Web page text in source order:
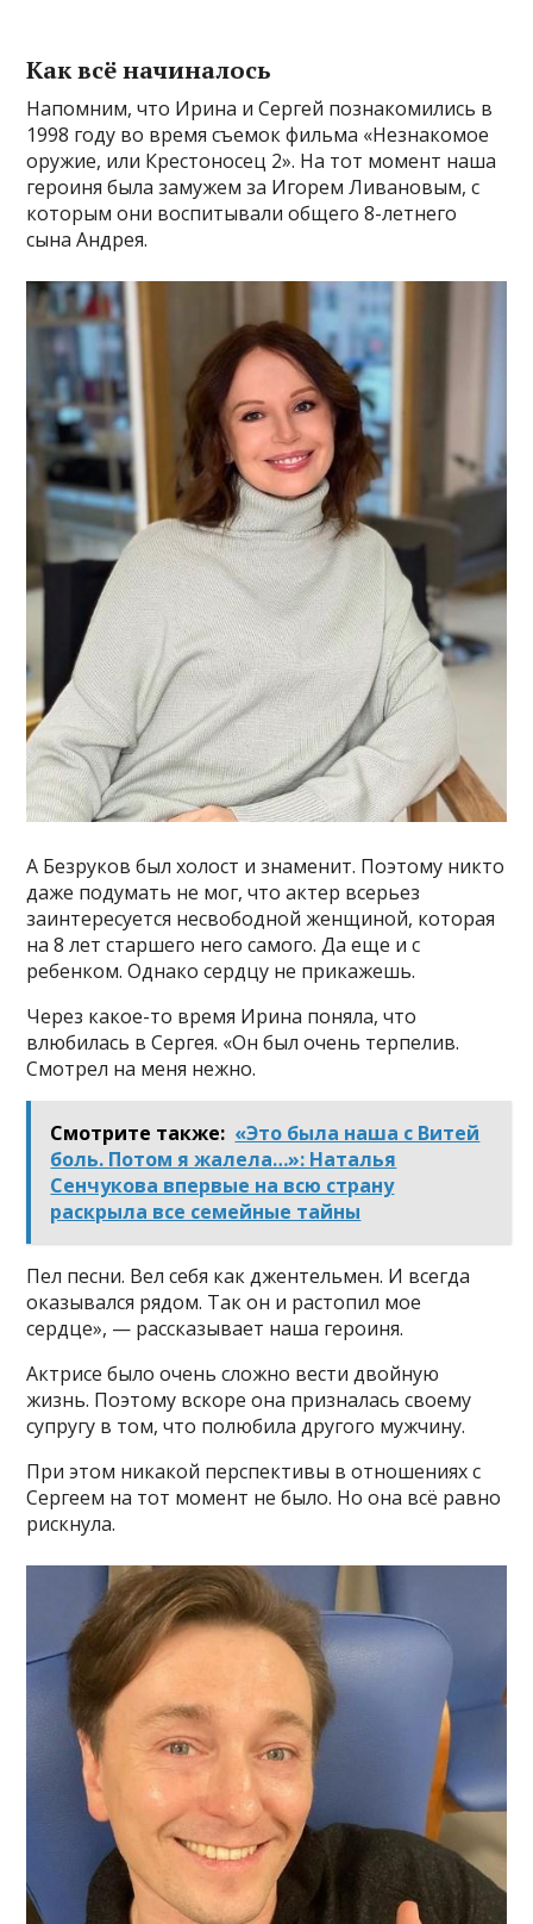
Как всё начиналось
Напомним, что Ирина и Сергей познакомились в
1998 году во время съемок фильма «Незнакомое
оружие, или Крестоносец 2». На тот момент наша
героиня была замужем за Игорем Ливановым, с
которым они воспитывали общего 8-летнего
сына Андрея.
А Безруков был холост и знаменит. Поэтому никто
даже подумать не мог, что актер всерьез
заинтересуется несвободной женщиной, которая
на 8 лет старшего него самого. Да еще и с
ребенком. Однако сердцу не прикажешь.
Через какое-то время Ирина поняла, что
влюбилась в Сергея. «Он был очень терпелив.
Смотрел на меня нежно.
Смотрите также: «Это была наша с Витей
боль. Потом я жалела…»: Наталья
Сенчукова впервые на всю страну
раскрыла все семейные тайны
Пел песни. Вел себя как джентельмен. И всегда
оказывался рядом. Так он и растопил мое
сердце», — рассказывает наша героиня.
Актрисе было очень сложно вести двойную
жизнь. Поэтому вскоре она призналась своему
супругу в том, что полюбила другого мужчину.
При этом никакой перспективы в отношениях с
Сергеем на тот момент не было. Но она всё равно
рискнула.